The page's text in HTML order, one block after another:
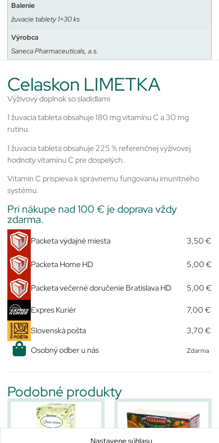
Nastavene súhlasu
Balenie
žuvacie tablety 1×30 ks
Výrobca
Saneca Pharmaceuticals, a.s.
Celaskon LIMETKA
Výživový doplnok so sladidlami
1 žuvacia tableta obsahuje 180 mg vitamínu C a 30 mg
rutínu.
1 žuvacia tableta obsahuje 225 % referenčnej výživovej
hodnoty vitamínu C pre dospelých.
Vitamín C prispieva k správnemu fungovaniu imunitného
systému.
Pri nákupe nad 100 € je doprava vždy
zdarma.
Packeta výdajné miesta 3,50 €
Packeta Home HD 5,00 €
Packeta večerné doručenie Bratislava HD 5,00 €
Expres Kuriér 7,00 €
Slovenská pošta
3,70 €
Osobný odber u nás
Zdarma
Podobné produkty